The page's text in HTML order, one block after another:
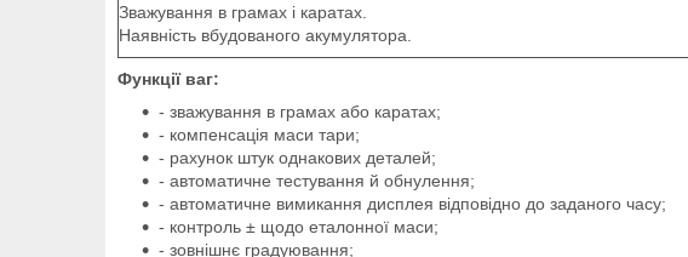
Зважування в грамах і каратах.
Наявність вбудованого акумулятора.
Функції ваг:
- зважування в грамах або каратах;
- компенсація маси тари;
- рахунок штук однакових деталей;
- автоматичне тестування й обнулення;
- автоматичне вимикання дисплея відповідно до заданого часу;
- контроль ± щодо еталонної маси;
- зовнішнє градуювання;